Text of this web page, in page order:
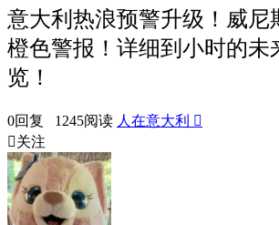
意大利热浪预警升级！威尼
橙色警报！详细到小时的未
览！
0回复 1245阅读 人在意大利 
关注